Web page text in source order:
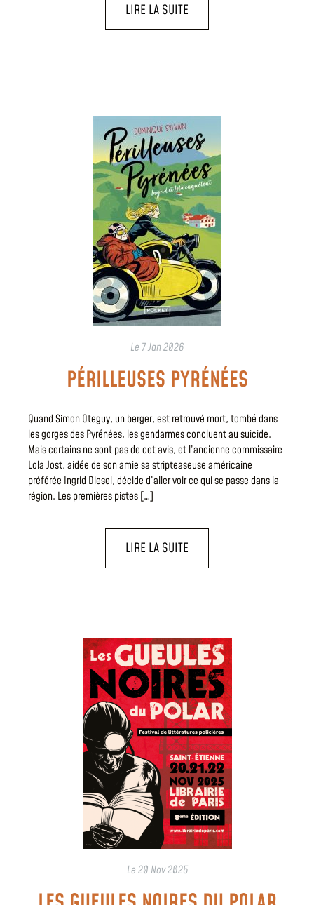
LIRE LA SUITE
Le 7 Jan 2026
PÉRILLEUSES PYRÉNÉES
Quand Simon Oteguy, un berger, est retrouvé mort, tombé dans
les gorges des Pyrénées, les gendarmes concluent au suicide.
Mais certains ne sont pas de cet avis, et l’ancienne commissaire
Lola Jost, aidée de son amie sa stripteaseuse américaine
préférée Ingrid Diesel, décide d’aller voir ce qui se passe dans la
région. Les premières pistes […]
LIRE LA SUITE
Le20 Nov 2025